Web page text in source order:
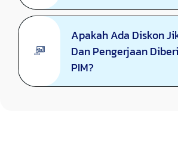
Apakah Ada Diskon
Dan Pengerjaan
PIM?